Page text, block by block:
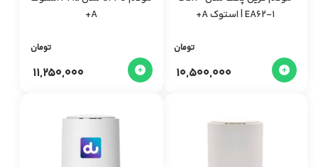
EA62-1 | استوک A+
10,500,000
تومان
A+
11,250,000
تومان